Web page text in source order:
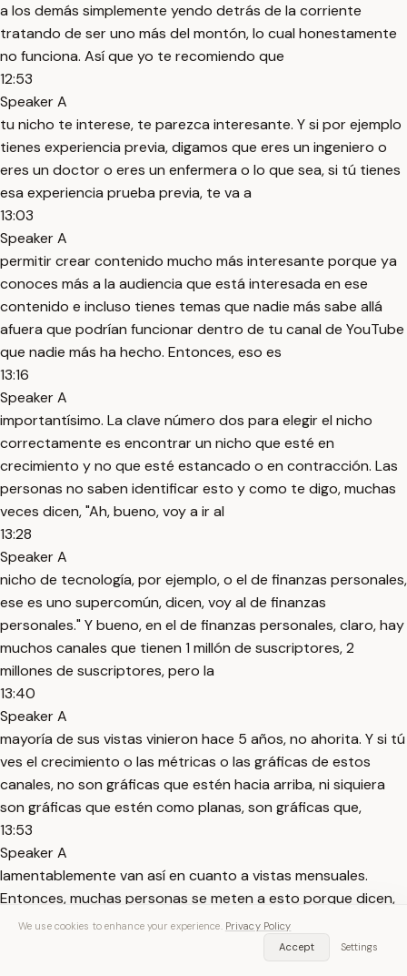
a los demás simplemente yendo detrás de la corriente
tratando de ser uno más del montón, lo cual honestamente
no funciona. Así que yo te recomiendo que
12:53
Speaker A
tu nicho te interese, te parezca interesante. Y si por ejemplo
tienes experiencia previa, digamos que eres un ingeniero o
eres un doctor o eres un enfermera o lo que sea, si tú tienes
esa experiencia prueba previa, te va a
13:03
Speaker A
permitir crear contenido mucho más interesante porque ya
conoces más a la audiencia que está interesada en ese
contenido e incluso tienes temas que nadie más sabe allá
afuera que podrían funcionar dentro de tu canal de YouTube
que nadie más ha hecho. Entonces, eso es
13:16
Speaker A
importantísimo. La clave número dos para elegir el nicho
correctamente es encontrar un nicho que esté en
crecimiento y no que esté estancado o en contracción. Las
personas no saben identificar esto y como te digo, muchas
veces dicen, "Ah, bueno, voy a ir al
13:28
Speaker A
nicho de tecnología, por ejemplo, o el de finanzas personales,
ese es uno supercomún, dicen, voy al de finanzas
personales." Y bueno, en el de finanzas personales, claro, hay
muchos canales que tienen 1 millón de suscriptores, 2
millones de suscriptores, pero la
13:40
Speaker A
mayoría de sus vistas vinieron hace 5 años, no ahorita. Y si tú
ves el crecimiento o las métricas o las gráficas de estos
canales, no son gráficas que estén hacia arriba, ni siquiera
son gráficas que estén como planas, son gráficas que,
13:53
Speaker A
lamentablemente van así en cuanto a vistas mensuales.
Entonces, muchas personas se meten a esto porque dicen,
"Ay, me encanta hablar de finanzas personales." Sí. y no se
dan cuenta de que las gráficas van hacia abajo. Y justamente
We use cookies to enhance your experience. Privacy Policy
Accept
Settings